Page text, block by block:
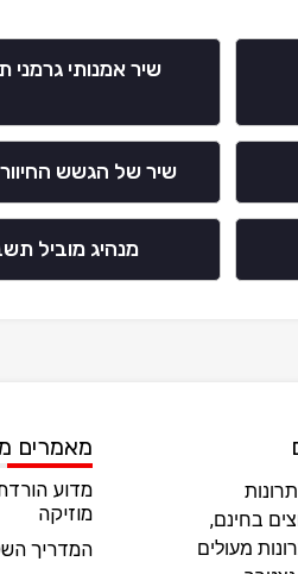
שיר אמנותי
שיר של הגשש
מנהיג מוביל
בחינם,
מעולים
מאמרים
מדוע
מוזיקה
המדריך